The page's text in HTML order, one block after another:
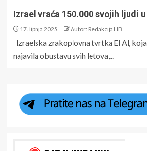
Izrael vraća 150.000 svojih ljudi
17. lipnja 2025. Autor: Redakcija HB
Izraelska zrakoplovna tvrtka El Al,
najavila obustavu svih letova,...